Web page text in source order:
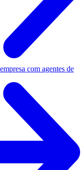
com agentes de